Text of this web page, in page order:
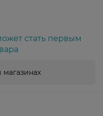
стать первым